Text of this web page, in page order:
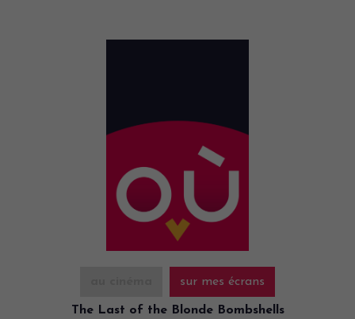
sur mes écrans
The Last of the Blonde Bombshells